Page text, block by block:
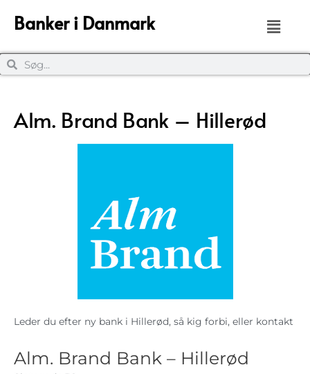
Banker i Danmark
Alm. Brand Bank – Hillerød
Leder du efter ny bank i Hillerød, så kig forbi, eller kontakt
Alm. Brand Bank – Hillerød